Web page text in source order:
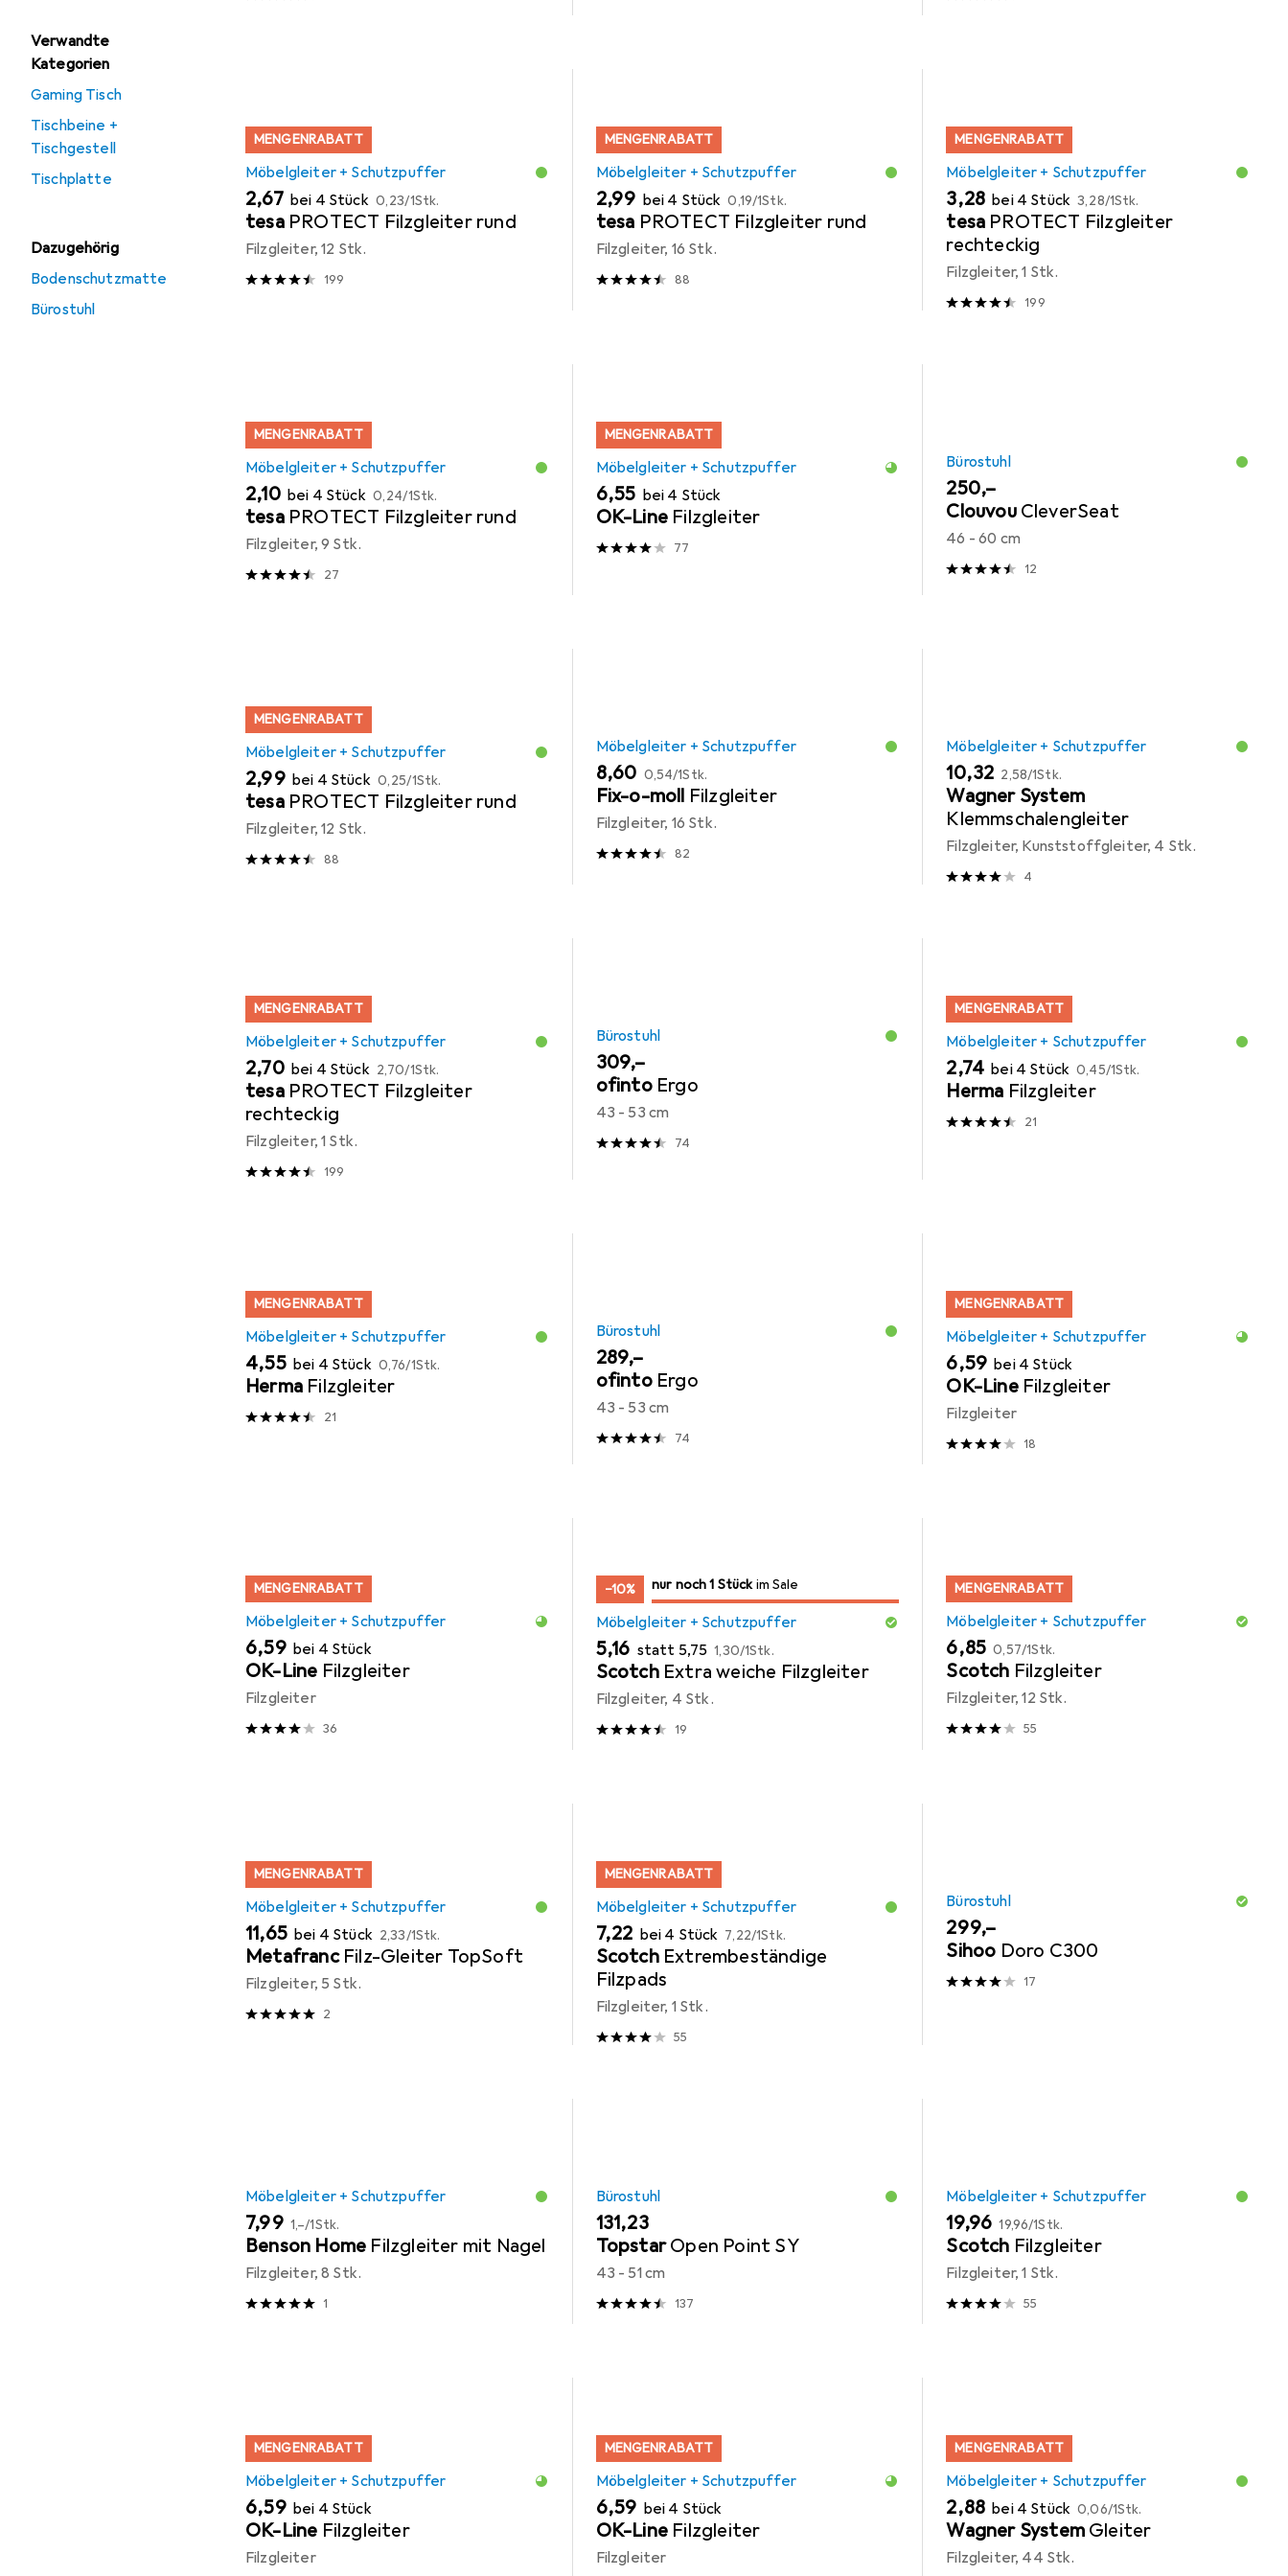
Verwandte
Kategorien
Gaming Tisch
Tischbeine +
Tischgestell
Tischplatte
Dazugehörig
Bodenschutzmatte
Bürostuhl
MENGENRABATT
Möbelgleiter + Schutzpuffer
EUR
2,67 bei 4 Stück EUR
0,23/1Stk.
tesa PROTECT Filzgleiter rund
Filzgleiter, 12 Stk.
199
MENGENRABATT
Möbelgleiter + Schutzpuffer
EUR
2,99 bei 4 Stück EUR
0,19/1Stk.
tesa PROTECT Filzgleiter rund
Filzgleiter, 16 Stk.
88
MENGENRABATT
Möbelgleiter + Schutzpuffer
EUR
3,28 bei 4 Stück EUR
3,28/1Stk.
tesa PROTECT Filzgleiter
rechteckig
Filzgleiter, 1 Stk.
199
MENGENRABATT
Möbelgleiter + Schutzpuffer
EUR
2,10 bei 4 Stück EUR
0,24/1Stk.
tesa PROTECT Filzgleiter rund
Filzgleiter, 9 Stk.
27
MENGENRABATT
Möbelgleiter + Schutzpuffer
EUR
6,55 bei 4 Stück
OK-Line Filzgleiter
77
Bürostuhl
EUR
250,–
Clouvou CleverSeat
46 - 60 cm
12
MENGENRABATT
Möbelgleiter + Schutzpuffer
EUR
2,99 bei 4 Stück EUR
0,25/1Stk.
tesa PROTECT Filzgleiter rund
Filzgleiter, 12 Stk.
88
Möbelgleiter + Schutzpuffer
EUR
8,60 EUR
0,54/1Stk.
Fix-o-moll Filzgleiter
Filzgleiter, 16 Stk.
82
Möbelgleiter + Schutzpuffer
EUR
10,32 EUR
2,58/1Stk.
Wagner System
Klemmschalengleiter
Filzgleiter, Kunststoffgleiter, 4 Stk.
4
MENGENRABATT
Möbelgleiter + Schutzpuffer
EUR
2,70 bei 4 Stück EUR
2,70/1Stk.
tesa PROTECT Filzgleiter
rechteckig
Filzgleiter, 1 Stk.
199
Bürostuhl
EUR
309,–
ofinto Ergo
43 - 53 cm
74
MENGENRABATT
Möbelgleiter + Schutzpuffer
EUR
2,74 bei 4 Stück EUR
0,45/1Stk.
Herma Filzgleiter
21
MENGENRABATT
Möbelgleiter + Schutzpuffer
EUR
4,55 bei 4 Stück EUR
0,76/1Stk.
Herma Filzgleiter
21
Bürostuhl
EUR
289,–
ofinto Ergo
43 - 53 cm
74
MENGENRABATT
Möbelgleiter + Schutzpuffer
EUR
6,59 bei 4 Stück
OK-Line Filzgleiter
Filzgleiter
18
MENGENRABATT
Möbelgleiter + Schutzpuffer
EUR
6,59 bei 4 Stück
OK-Line Filzgleiter
Filzgleiter
36
−10% noch 1 Stückim Sale
nur noch 1 Stück im Sale
Möbelgleiter + Schutzpuffer
EUR
5,16 statt EUR
5,75 EUR
1,30/1Stk.
Scotch Extra weiche Filzgleiter
Filzgleiter, 4 Stk.
19
MENGENRABATT
Möbelgleiter + Schutzpuffer
EUR
6,85 EUR
0,57/1Stk.
Scotch Filzgleiter
Filzgleiter, 12 Stk.
55
MENGENRABATT
Möbelgleiter + Schutzpuffer
EUR
11,65 bei 4 Stück EUR
2,33/1Stk.
Metafranc Filz-Gleiter TopSoft
Filzgleiter, 5 Stk.
2
MENGENRABATT
Möbelgleiter + Schutzpuffer
EUR
7,22 bei 4 Stück EUR
7,22/1Stk.
Scotch Extrembeständige
Filzpads
Filzgleiter, 1 Stk.
55
Bürostuhl
EUR
299,–
Sihoo Doro C300
17
Möbelgleiter + Schutzpuffer
EUR
7,99 EUR
1,–/1Stk.
Benson Home Filzgleiter mit Nagel
Filzgleiter, 8 Stk.
1
Bürostuhl
EUR
131,23
TopstarOpen Point SY
43 - 51 cm
137
Möbelgleiter + Schutzpuffer
EUR
19,96 EUR
19,96/1Stk.
Scotch Filzgleiter
Filzgleiter, 1 Stk.
55
MENGENRABATT
Möbelgleiter + Schutzpuffer
EUR
6,59 bei 4 Stück
OK-Line Filzgleiter
Filzgleiter
MENGENRABATT
Möbelgleiter + Schutzpuffer
EUR
6,59 bei 4 Stück
OK-Line Filzgleiter
Filzgleiter
MENGENRABATT
Möbelgleiter + Schutzpuffer
EUR
2,88 bei 4 Stück EUR
0,06/1Stk.
Wagner System Gleiter
Filzgleiter, 44 Stk.